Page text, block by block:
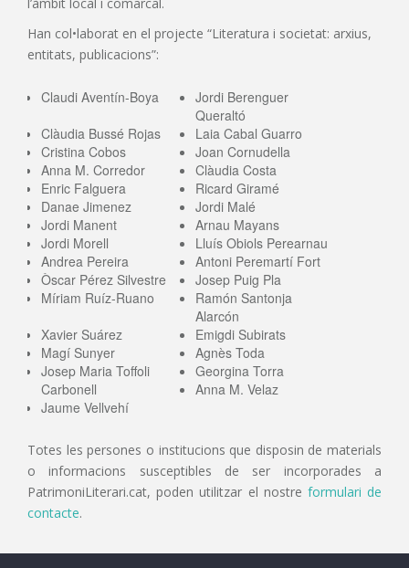
Han col•laborat en el projecte “Literatura i societat: arxius,
entitats, publicacions”:
Claudi Aventín-Boya
Jordi Berenguer
Queraltó
Clàudia Bussé Rojas
Laia Cabal Guarro
Cristina Cobos
Joan Cornudella
Anna M. Corredor
Clàudia Costa
Enric Falguera
Ricard Giramé
Danae Jimenez
Jordi Malé
Jordi Manent
Arnau Mayans
Jordi Morell
Lluís Obiols Perearnau
Andrea Pereira
Antoni Peremartí Fort
Òscar Pérez Silvestre
Josep Puig Pla
Míriam Ruíz-Ruano
Ramón Santonja
Alarcón
Xavier Suárez
Emigdi Subirats
Magí Sunyer
Agnès Toda
Josep Maria Toffoli
Carbonell
Georgina Torra
Anna M. Velaz
Jaume Vellvehí
Totes les persones o institucions que disposin de materials
o informacions susceptibles de ser incorporades a
PatrimoniLiterari.cat, poden utilitzar el nostre formulari de
contacte.